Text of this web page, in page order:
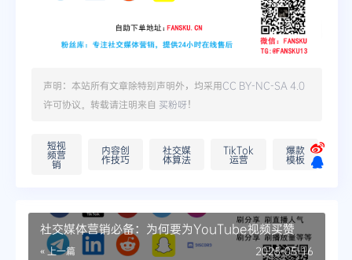
声明：本站所有文章除特别声明外，均采用CC BY-NC-SA 4.0
许可协议。转载请注明来自 买粉呀！
短视
频营
销
内容创
作技巧
社交媒
体算法
TikTok
运营
爆款
模板
社交媒体营销必备：为何要为YouTube视频买赞
« 上一篇 2025-05-16